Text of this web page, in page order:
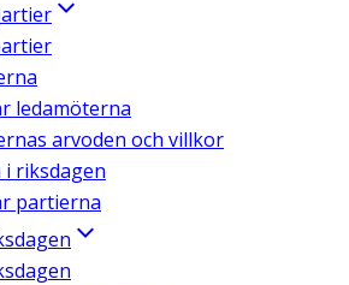
ledamöterna
arvoden och villkor
riksdagen
partierna